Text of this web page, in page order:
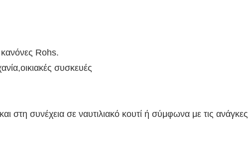
Rohs.
συσκευές
στη συνέχεια σε ναυτιλιακό κουτί ή σύμφωνα με τις ανάγκες